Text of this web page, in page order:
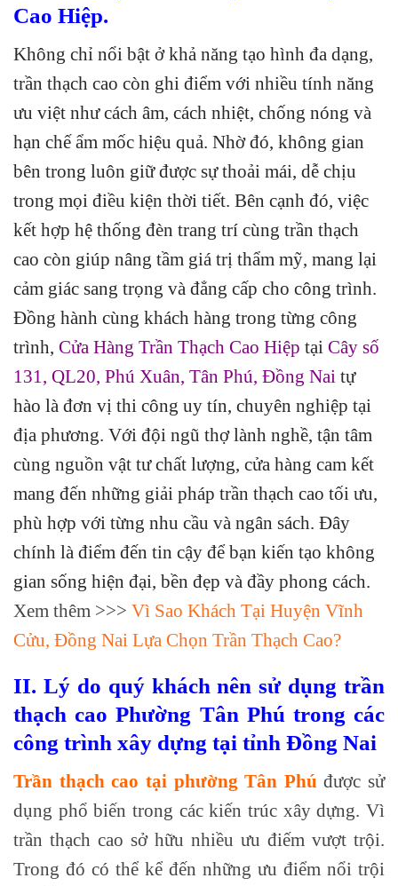
Cao Hiệp.
Không chỉ nổi bật ở khả năng tạo hình đa dạng,
trần thạch cao còn ghi điểm với nhiều tính năng
ưu việt như cách âm, cách nhiệt, chống nóng và
hạn chế ẩm mốc hiệu quả. Nhờ đó, không gian
bên trong luôn giữ được sự thoải mái, dễ chịu
trong mọi điều kiện thời tiết. Bên cạnh đó, việc
kết hợp hệ thống đèn trang trí cùng trần thạch
cao còn giúp nâng tầm giá trị thẩm mỹ, mang lại
cảm giác sang trọng và đẳng cấp cho công trình.
Đồng hành cùng khách hàng trong từng công
trình, Cửa Hàng Trần Thạch Cao Hiệp tại Cây số
131, QL20, Phú Xuân, Tân Phú, Đồng Nai tự
hào là đơn vị thi công uy tín, chuyên nghiệp tại
địa phương. Với đội ngũ thợ lành nghề, tận tâm
cùng nguồn vật tư chất lượng, cửa hàng cam kết
mang đến những giải pháp trần thạch cao tối ưu,
phù hợp với từng nhu cầu và ngân sách. Đây
chính là điểm đến tin cậy để bạn kiến tạo không
gian sống hiện đại, bền đẹp và đầy phong cách.
Xem thêm >>> Vì Sao Khách Tại Huyện Vĩnh
Cửu, Đồng Nai Lựa Chọn Trần Thạch Cao?
II. Lý do quý khách nên sử dụng trần
thạch cao Phường Tân Phú trong các
công trình xây dựng tại tỉnh Đồng Nai
Trần thạch cao tại phường Tân Phú được sử
dụng phổ biến trong các kiến trúc xây dựng. Vì
trần thạch cao sở hữu nhiều ưu điếm vượt trội.
Trong đó có thể kể đến những ưu điểm nổi trội